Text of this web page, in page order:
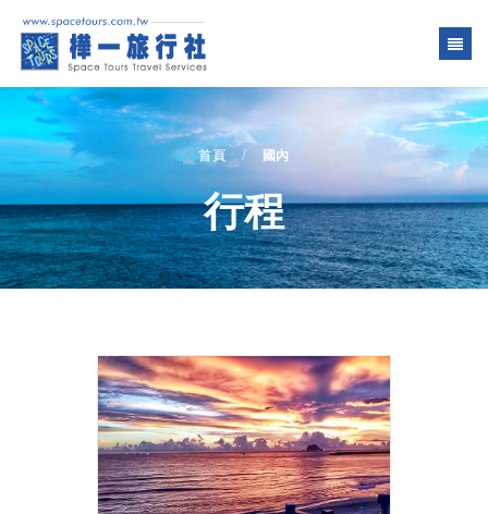
首頁 / 國內
行程